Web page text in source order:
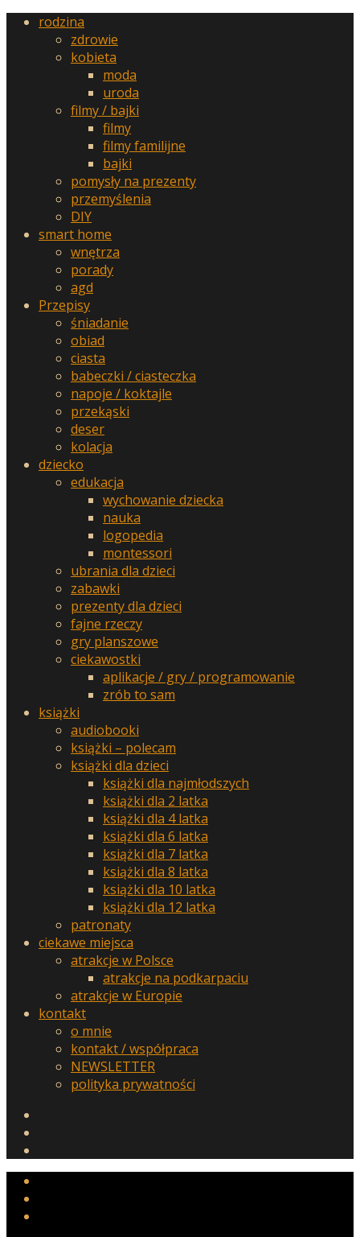
rodzina
zdrowie
kobieta
moda
uroda
filmy / bajki
filmy
filmy familijne
bajki
pomysły na prezenty
przemyślenia
DIY
smart home
wnętrza
porady
agd
Przepisy
śniadanie
obiad
ciasta
babeczki / ciasteczka
napoje / koktajle
przekąski
deser
kolacja
dziecko
edukacja
wychowanie dziecka
nauka
logopedia
montessori
ubrania dla dzieci
zabawki
prezenty dla dzieci
fajne rzeczy
gry planszowe
ciekawostki
aplikacje / gry / programowanie
zrób to sam
książki
audiobooki
książki – polecam
książki dla dzieci
książki dla najmłodszych
książki dla 2 latka
książki dla 4 latka
książki dla 6 latka
książki dla 7 latka
książki dla 8 latka
książki dla 10 latka
książki dla 12 latka
patronaty
ciekawe miejsca
atrakcje w Polsce
atrakcje na podkarpaciu
atrakcje w Europie
kontakt
o mnie
kontakt / współpraca
NEWSLETTER
polityka prywatności